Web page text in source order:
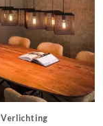
Verlichting